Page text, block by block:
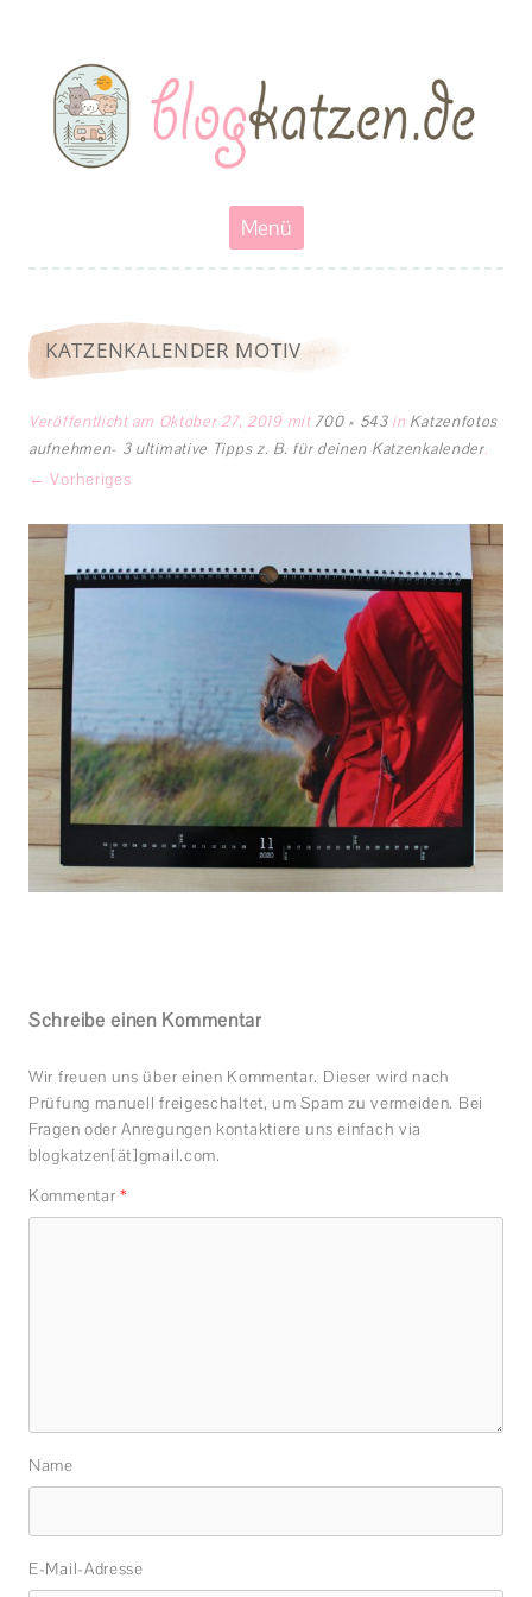
Blogkatzen
Menü
Inhalt
springen
KATZENKALENDER MOTIV
Veröffentlicht am Oktober 27, 2019mit 700 × 543in Katzenfotos
aufnehmen- 3 ultimative Tipps z. B. für deinen Katzenkalender.
← Vorheriges
Schreibe einen Kommentar
Wir freuen uns über einen Kommentar. Dieser wird nach
Prüfung manuell freigeschaltet, um Spam zu vermeiden. Bei
Fragen oder Anregungen kontaktiere uns einfach via
blogkatzen[ät]gmail.com.
Kommentar *
Name
E-Mail-Adresse